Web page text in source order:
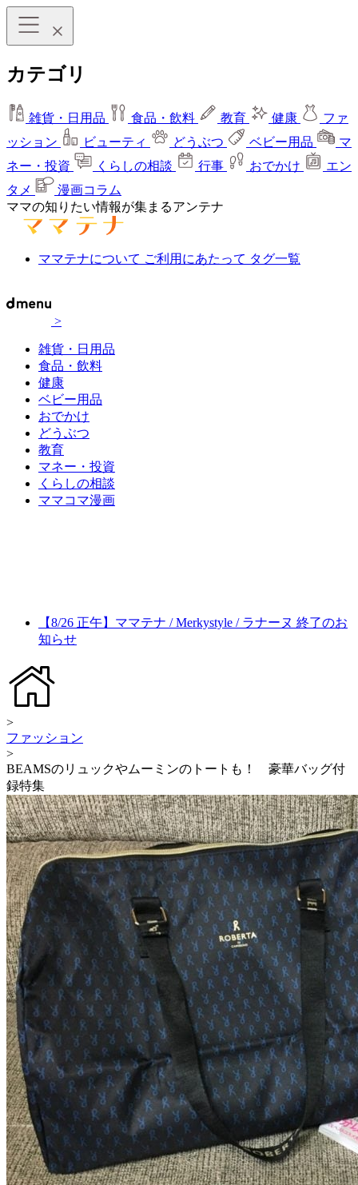
カテゴリ
雑貨・日用品 食品・飲料 教育 健康
ファ
ッション
ビューティ どうぶつ ベビー用品
マ
ネー・投資
くらしの相談 行事 おでかけ
エン
タメ
漫画コラム
ママの知りたい情報が集まるアンテナ
ママテナについて ご利用にあたって タグ一覧
>
雑貨・日用品
食品・飲料
健康
ベビー用品
おでかけ
どうぶつ
教育
マネー・投資
くらしの相談
ママコマ漫画
【8/26 正午】ママテナ / Merkystyle / ラナーヌ 終了のお
知らせ
>
ファッション
>
BEAMSのリュックやムーミンのトートも！ 豪華バッグ付
録特集